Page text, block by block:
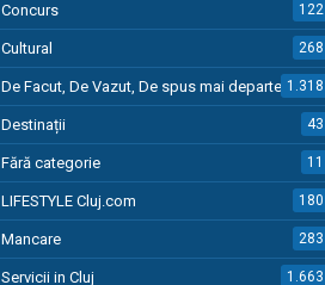
Concurs 122
Cultural 268
De Facut, De Vazut, De spus mai departe…1.318
Destinații 43
Fără categorie 11
LIFESTYLE Cluj.com 180
Mancare 283
Servicii in Cluj 1.663